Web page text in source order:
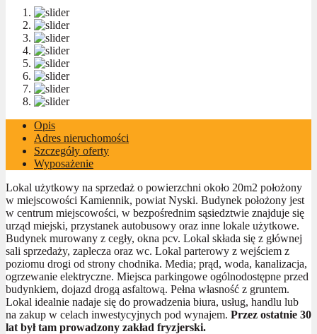
Opis
Adres nieruchomości
Szczegóły oferty
Wyposażenie
Lokal użytkowy na sprzedaż o powierzchni około 20m2 położony
w miejscowości Kamiennik, powiat Nyski. Budynek położony jest
w centrum miejscowości, w bezpośrednim sąsiedztwie znajduje się
urząd miejski, przystanek autobusowy oraz inne lokale użytkowe.
Budynek murowany z cegły, okna pcv. Lokal składa się z głównej
sali sprzedaży, zaplecza oraz wc. Lokal parterowy z wejściem z
poziomu drogi od strony chodnika. Media; prąd, woda, kanalizacja,
ogrzewanie elektryczne. Miejsca parkingowe ogólnodostępne przed
budynkiem, dojazd drogą asfaltową. Pełna własność z gruntem.
Lokal idealnie nadaje się do prowadzenia biura, usług, handlu lub
na zakup w celach inwestycyjnych pod wynajem. Przez ostatnie 30
lat był tam prowadzony zakład fryzjerski.